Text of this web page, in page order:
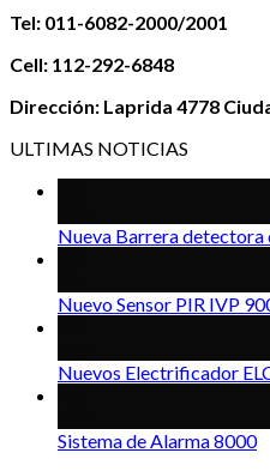
Tel: 011-6082-2000/2001
Cell: 112-292-6848
Dirección: Laprida 4778
ULTIMAS NOTICIAS
Nueva Barrera detectora
Nuevo Sensor PIR IVP
Nuevos Electrificador
Sistema de Alarma 8000